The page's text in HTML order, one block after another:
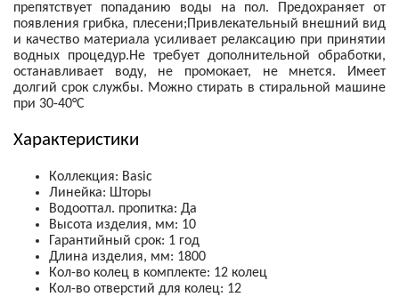
препятствует попаданию воды на пол. Предохраняет от
появления грибка, плесени;Привлекательный внешний вид
и качество материала усиливает релаксацию при принятии
водных процедур.Не требует дополнительной обработки,
останавливает воду, не промокает, не мнется. Имеет
долгий срок службы. Можно стирать в стиральной машине
при 30-40°С
Характеристики
Коллекция: Basic
Линейка: Шторы
Водооттал. пропитка: Да
Высота изделия, мм: 10
Гарантийный срок: 1 год
Длина изделия, мм: 1800
Кол-во колец в комплекте: 12 колец
Кол-во отверстий для колец: 12